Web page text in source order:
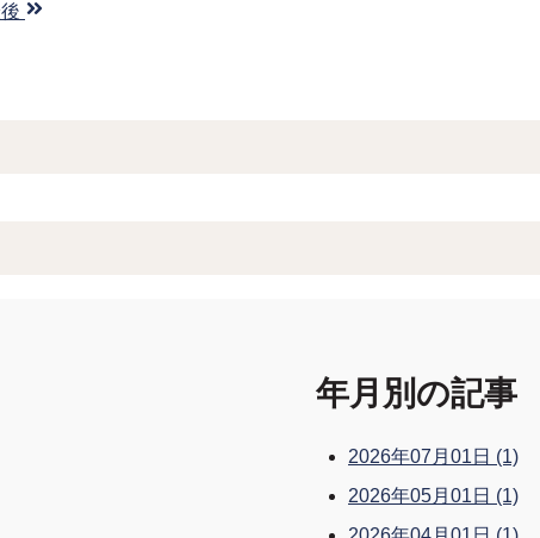
索フィールドです。
年月別の記事
2026年07月01日 (1)
2026年05月01日 (1)